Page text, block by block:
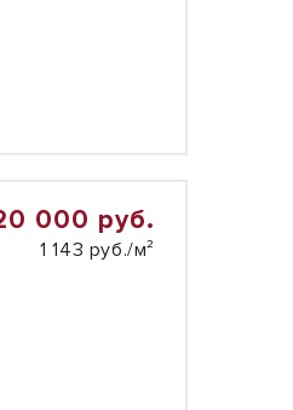
000 руб.
1 143 руб./м²